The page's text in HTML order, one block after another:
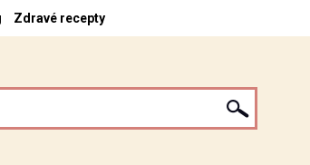
Zdravé recepty